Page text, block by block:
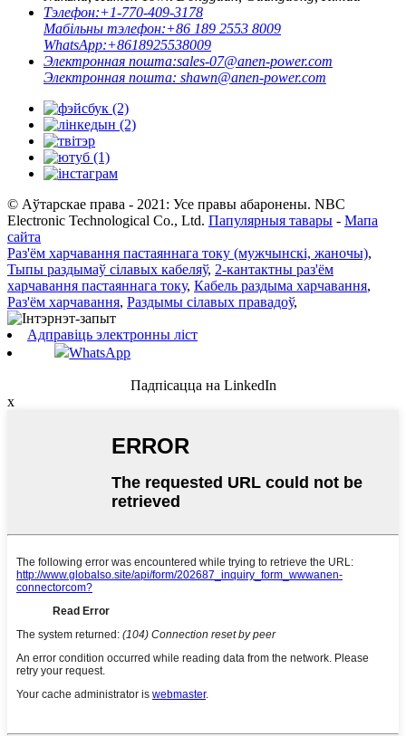
Тэлефон:+1-770-409-3178
Мабільны тэлефон:+86 189 2553 8009
WhatsApp:+8618925538009
Электронная пошта:sales-07@anen-power.com
Электронная пошта: shawn@anen-power.com
© Аўтарскае права - 2021: Усе правы абаронены. NBC
Electronic Technological Co., Ltd. Папулярныя тавары - Мапа
сайта
Раз'ём харчавання пастаяннага току (мужчынскі, жаночы),
Тыпы раздымаў сілавых кабеляў, 2-кантактны раз'ём
харчавання пастаяннага току, Кабель раздыма харчавання,
Раз'ём харчавання, Раздымы сілавых правадоў,
Адправіць электронны ліст
WhatsApp
Падпісацца на LinkedIn
x